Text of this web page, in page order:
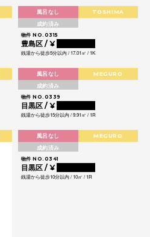
風呂なし
TOSHIMA
成約済み
物件 NO.0315
豊島区 / ¥
銭湯から徒歩5分以内 / 17.01㎡ / 1K
風呂なし
MEGURO
成約済み
物件 NO.0339
目黒区 / ¥
銭湯から徒歩15分以内 / 9.91㎡ / 1R
風呂なし
MEGURO
成約済み
物件 NO.0341
目黒区 / ¥
銭湯から徒歩10分以内 / 10㎡ / 1R